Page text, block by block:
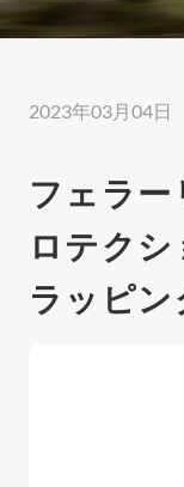
2023年03月04日
フェラ
ロテク
ラッピ